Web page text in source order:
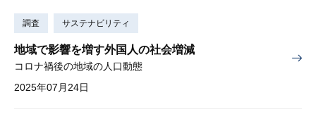
調査 サステナビリティ
地域で影響を増す外国人の社会増減
コロナ禍後の地域の人口動態
2025年07月24日